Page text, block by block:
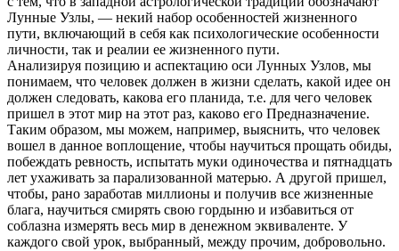
Лунные Узлы, — некий набор особенностей жизненного
пути, включающий в себя как психологические особенности
личности, так и реалии ее жизненного пути.
Анализируя позицию и аспектацию оси Лунных Узлов, мы
понимаем, что человек должен в жизни сделать, какой идее он
должен следовать, какова его планида, т.е. для чего человек
пришел в этот мир на этот раз, каково его Предназначение.
Таким образом, мы можем, например, выяснить, что человек
вошел в данное воплощение, чтобы научиться прощать обиды,
побеждать ревность, испытать муки одиночества и пятнадцать
лет ухаживать за парализованной матерью. А другой пришел,
чтобы, рано заработав миллионы и получив все жизненные
блага, научиться смирять свою гордыню и избавиться от
соблазна измерять весь мир в денежном эквиваленте. У
каждого свой урок, выбранный, между прочим, добровольно.